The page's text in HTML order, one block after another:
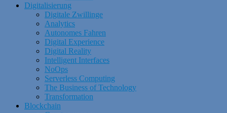
Digitalisierung
Digitale Zwillinge
Analytics
Autonomes Fahren
Digital Experience
Digital Reality
Intelligent Interfaces
NoOps
Serverless Computing
The Business of Technology
Transformation
Blockchain